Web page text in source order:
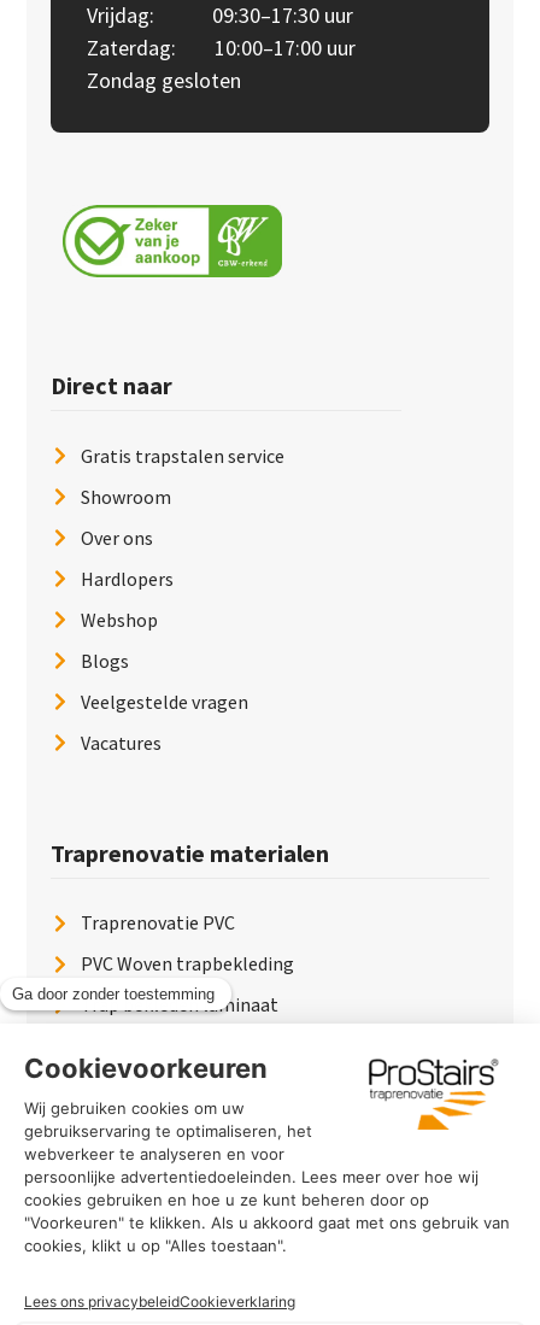
Vrijdag: 09:30–17:30 uur
Zaterdag: 10:00–17:00 uur
Zondag gesloten
Direct naar
Gratis trapstalen service
Showroom
Over ons
Hardlopers
Webshop
Blogs
Veelgestelde vragen
Vacatures
Traprenovatie materialen
Traprenovatie PVC
PVC Woven trapbekleding
Trap bekleden laminaat
Traptreden beton
Traptreden leer
PaintWood
Trapverlichting
PVC Vloer
Marmerlook trap